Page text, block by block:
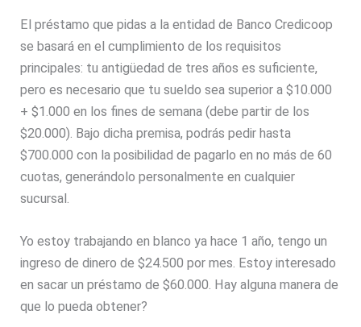
El préstamo que pidas a la entidad de Banco Credicoop
se basará en el cumplimiento de los requisitos
principales: tu antigüedad de tres años es suficiente,
pero es necesario que tu sueldo sea superior a $10.000
+ $1.000 en los fines de semana (debe partir de los
$20.000). Bajo dicha premisa, podrás pedir hasta
$700.000 con la posibilidad de pagarlo en no más de 60
cuotas, generándolo personalmente en cualquier
sucursal.
Yo estoy trabajando en blanco ya hace 1 año, tengo un
ingreso de dinero de $24.500 por mes. Estoy interesado
en sacar un préstamo de $60.000. Hay alguna manera de
que lo pueda obtener?